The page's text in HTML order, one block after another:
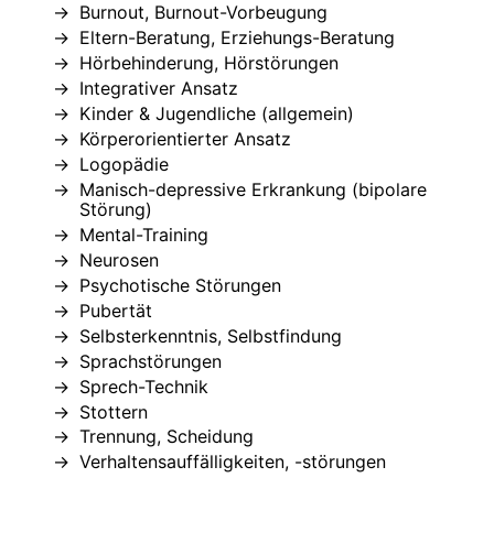
Burnout, Burnout-Vorbeugung
Eltern-Beratung, Erziehungs-Beratung
Hörbehinderung, Hörstörungen
Integrativer Ansatz
Kinder & Jugendliche (allgemein)
Körperorientierter Ansatz
Logopädie
Manisch-depressive Erkrankung (bipolare
Störung)
Mental-Training
Neurosen
Psychotische Störungen
Pubertät
Selbsterkenntnis, Selbstfindung
Sprachstörungen
Sprech-Technik
Stottern
Trennung, Scheidung
Verhaltensauffälligkeiten, -störungen